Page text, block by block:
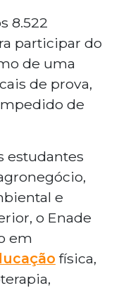
8.522
participar do
de uma
de prova,
de
estudantes
e
o Enade
em
física,